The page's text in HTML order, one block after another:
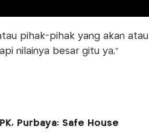
pihak-pihak yang akan atau
nilainya besar gitu ya,"
Purbaya: Safe House